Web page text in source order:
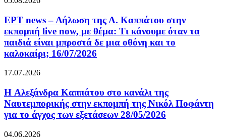
ΕΡΤ news – Δήλωση της Α. Καππάτου στην
εκπομπή live now, με θέμα: Τι κάνουμε όταν τα
παιδιά είναι μπροστά δε μια οθόνη και το
καλοκαίρι; 16/07/2026
17.07.2026
H Αλεξάνδρα Καππάτου στο κανάλι της
Ναυτεμπορικής στην εκπομπή της Νικόλ Ποφάντη
για το άγχος των εξετάσεων 28/05/2026
04.06.2026